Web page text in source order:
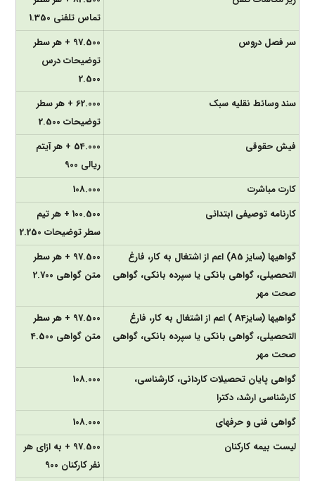
تماس تلفنی 1.350
سر فصل دروس
97.500 + هر سطر
توضیحات درس
2.500
سند وسائط نقلیه سبک
62.000 + هر سطر
توضیحات 2.500
فیش حقوقی
54.000 + هر آیتم
ریالی 900
کارت مباشرت
108.000
کارنامه توصیفی ابتدائی
100.500 + هر تیم
سطر توضیحات 2.250
گواهی­ها (سایز A5) اعم از اشتغال به کار، فارغ
التحصیلی، گواهی بانکی یا سپرده بانکی، گواهی
صحت مهر
97.500 + هر سطر
متن گواهی 2.700
گواهی­ها (سایزA4 ) اعم از اشتغال به کار، فارغ
التحصیلی، گواهی بانکی یا سپرده بانکی، گواهی
صحت مهر
97.500 + هر سطر
متن گواهی 4.500
گواهی پایان تحصیلات کاردانی، کارشناسی،
کارشناسی ارشد، دکترا
108.000
گواهی فنی و حرفه­ای
108.000
لیست بیمه کارکنان
97.500 + به ازای هر
نفر کارکنان 900